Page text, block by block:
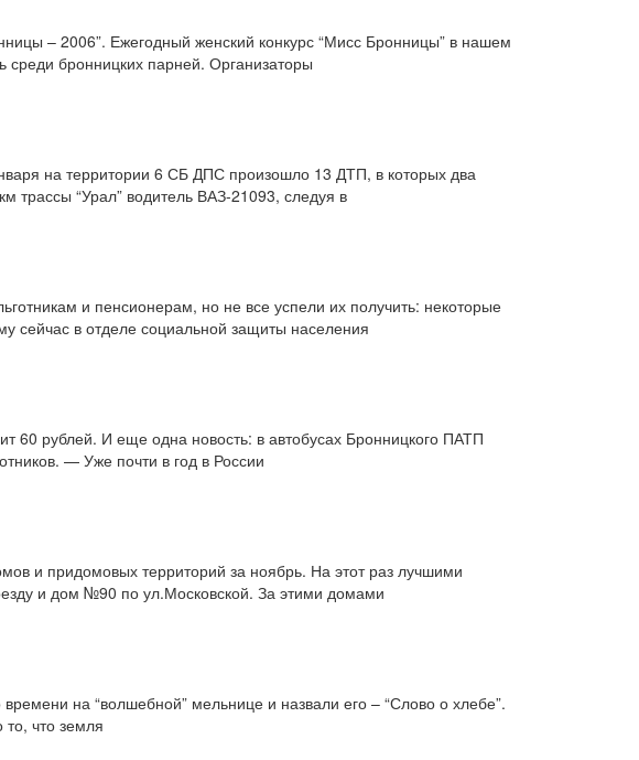
– 2006”. Ежегодный женский конкурс “Мисс Бронницы” в нашем
среди бронницких парней. Организаторы
на территории 6 СБ ДПС произошло 13 ДТП, в которых два
трассы “Урал” водитель ВАЗ-21093, следуя в
и пенсионерам, но не все успели их получить: некоторые
сейчас в отделе социальной защиты населения
60 рублей. И еще одна новость: в автобусах Бронницкого ПАТП
— Уже почти в год в России
и придомовых территорий за ноябрь. На этот раз лучшими
и дом №90 по ул.Московской. За этими домами
на “волшебной” мельнице и назвали его – “Слово о хлебе”.
что земля